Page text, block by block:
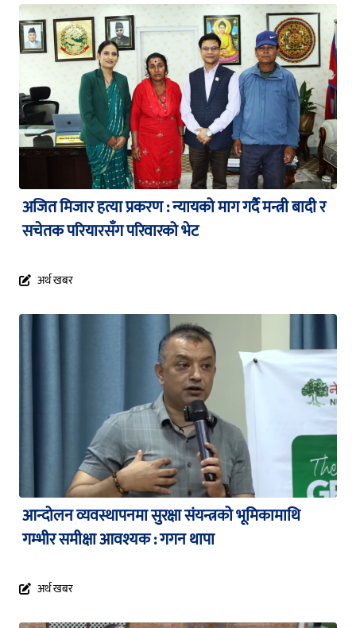
अजित मिजार हत्या प्रकरण : न्यायको माग गर्दै मन्त्री बादी र
सचेतक परियारसँग परिवारको भेट
अर्थ खबर
आन्दोलन व्यवस्थापनमा सुरक्षा संयन्त्रको भूमिकामाथि
गम्भीर समीक्षा आवश्यक : गगन थापा
अर्थ खबर